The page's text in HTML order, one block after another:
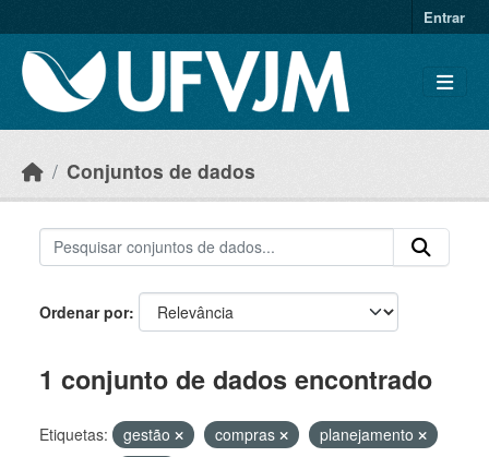
Entrar
Conjuntos de dados
Ordenar por
1 conjunto de dados encontrado
Etiquetas: gestão compras
planejamento